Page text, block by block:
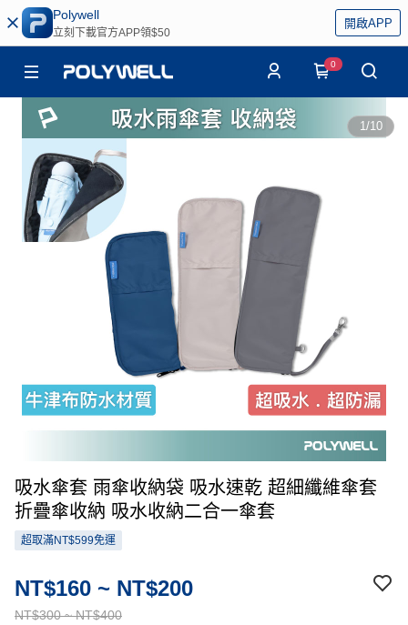
Polywell
立刻下載官方APP領$50
開啟APP
0
1/10
吸水傘套 雨傘收納袋 吸水速乾 超細纖維傘套
折疊傘收納 吸水收納二合一傘套
超取滿NT$599免運
NT$300 ~ NT$400
NT$160 ~ NT$200